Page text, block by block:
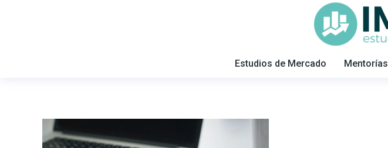
Estudios de Mercado Mentorías